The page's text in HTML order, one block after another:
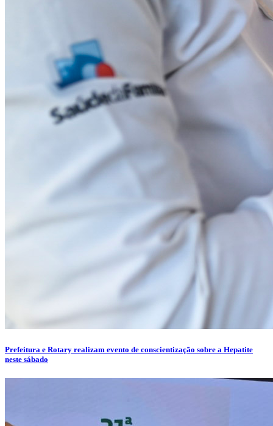
Prefeitura e Rotary realizam evento de conscientização sobre a Hepatite
neste sábado